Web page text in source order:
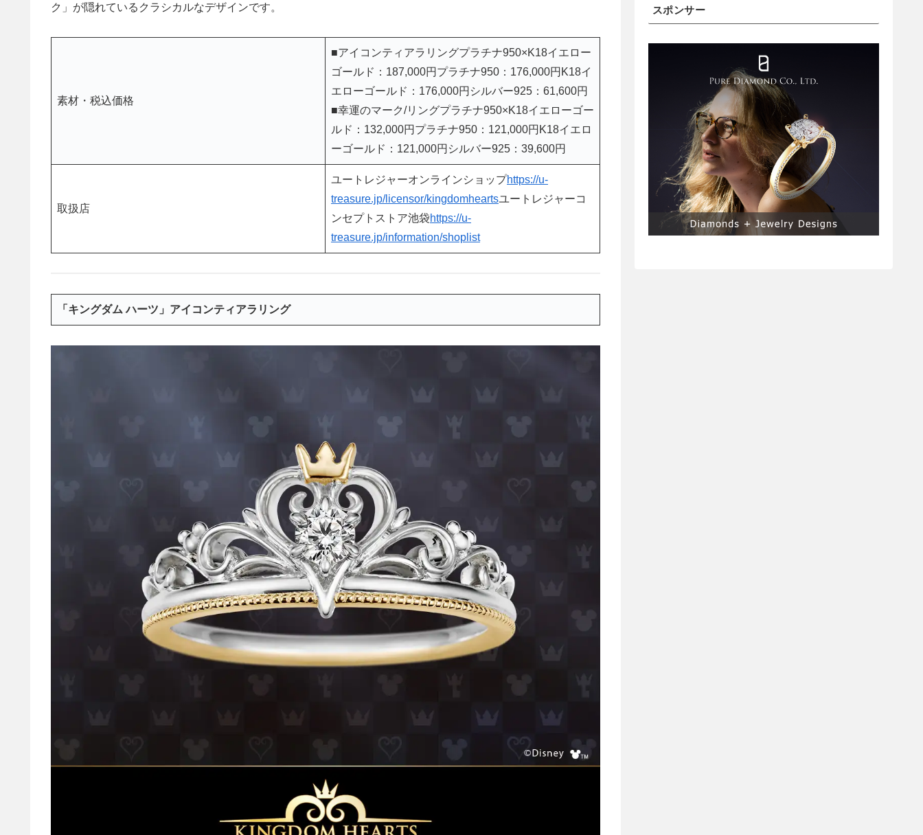
ク」が隠れているクラシカルなデザインです。
素材・税込価格
■アイコンティアラリングプラチナ950×K18イエロー
ゴールド：187,000円プラチナ950：176,000円K18イ
エローゴールド：176,000円シルバー925：61,600円
■幸運のマーク/リングプラチナ950×K18イエローゴー
ルド：132,000円プラチナ950：121,000円K18イエロ
ーゴールド：121,000円シルバー925：39,600円
取扱店
ユートレジャーオンラインショップhttps://u-
treasure.jp/licensor/kingdomheartsユートレジャーコ
ンセプトストア池袋https://u-
treasure.jp/information/shoplist
「キングダム ハーツ」アイコンティアラリング
スポンサー